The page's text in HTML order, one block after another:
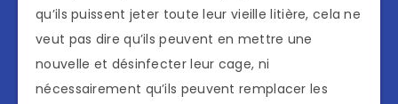
qu’ils puissent jeter toute leur vieille litière, cela ne
veut pas dire qu’ils peuvent en mettre une
nouvelle et désinfecter leur cage, ni
nécessairement qu’ils peuvent remplacer les